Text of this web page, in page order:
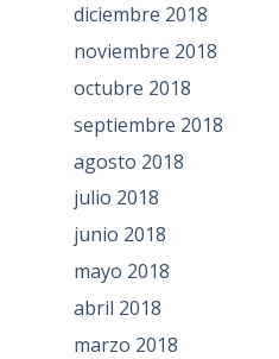
diciembre 2018
noviembre 2018
octubre 2018
septiembre 2018
agosto 2018
julio 2018
junio 2018
mayo 2018
abril 2018
marzo 2018